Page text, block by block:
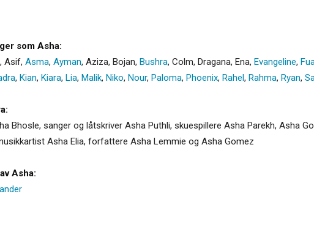
som Asha:
, Asif, Asma, Ayman, Aziza, Bojan, Bushra, Colm, Dragana, Ena, Evangeline,
, Kian, Kiara, Lia, Malik, Niko, Nour, Paloma, Phoenix, Rahel, Rahma, Ryan,
Bhosle, sanger og låtskriver Asha Puthli, skuespillere Asha Parekh, Asha
Asha Elia, forfattere Asha Lemmie og Asha Gomez
Asha: